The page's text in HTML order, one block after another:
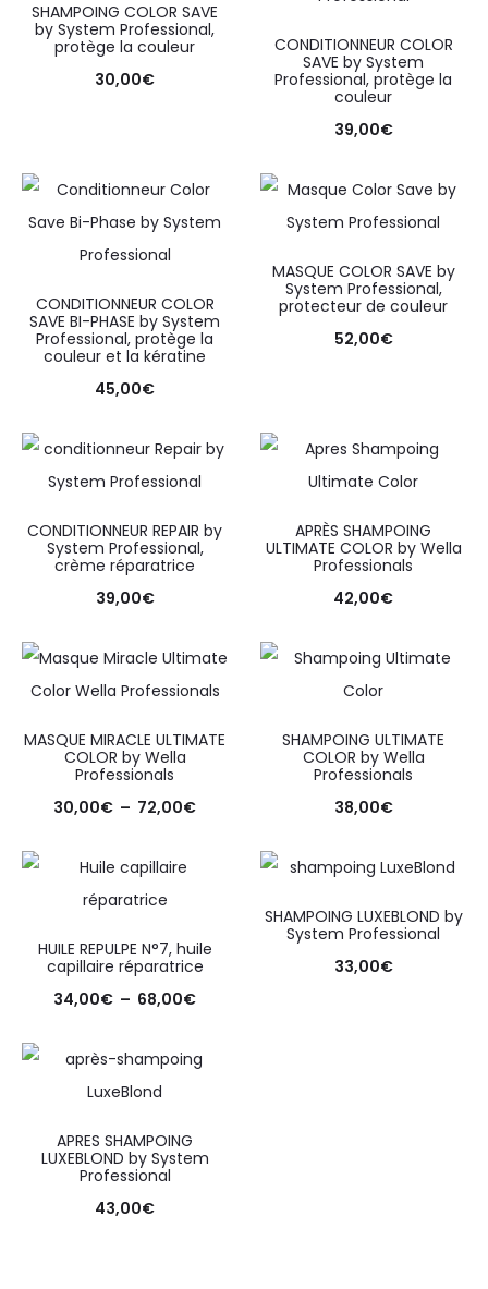
SHAMPOING COLOR SAVE
by System Professional,
protège la couleur
30,00€
CONDITIONNEUR COLOR
SAVE by System
Professional, protège la
couleur
39,00€
CONDITIONNEUR COLOR
SAVE BI-PHASE by System
Professional, protège la
couleur et la kératine
45,00€
MASQUE COLOR SAVE by
System Professional,
protecteur de couleur
52,00€
CONDITIONNEUR REPAIR by
System Professional,
crème réparatrice
39,00€
APRÈS SHAMPOING
ULTIMATE COLOR by Wella
Professionals
42,00€
MASQUE MIRACLE ULTIMATE
COLOR by Wella
Professionals
30,00€ – 72,00€
SHAMPOING ULTIMATE
COLOR by Wella
Professionals
38,00€
HUILE REPULPE N°7, huile
capillaire réparatrice
34,00€ – 68,00€
SHAMPOING LUXEBLOND by
System Professional
33,00€
APRES SHAMPOING
LUXEBLOND by System
Professional
43,00€